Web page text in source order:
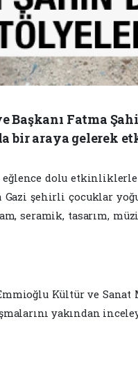
Fatma
bir araya gelerek
eğlence dolu
Gazi şehirli çocuklar
seramik, tasarım,
Kültür ve Sanat
yakından